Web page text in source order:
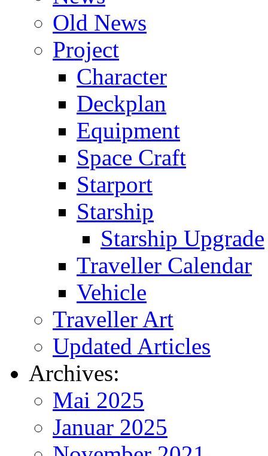
Old News
Project
Character
Deckplan
Equipment
Space Craft
Starport
Starship
Starship Upgrade
Traveller Calendar
Vehicle
Traveller Art
Updated Articles
Archives:
Mai 2025
Januar 2025